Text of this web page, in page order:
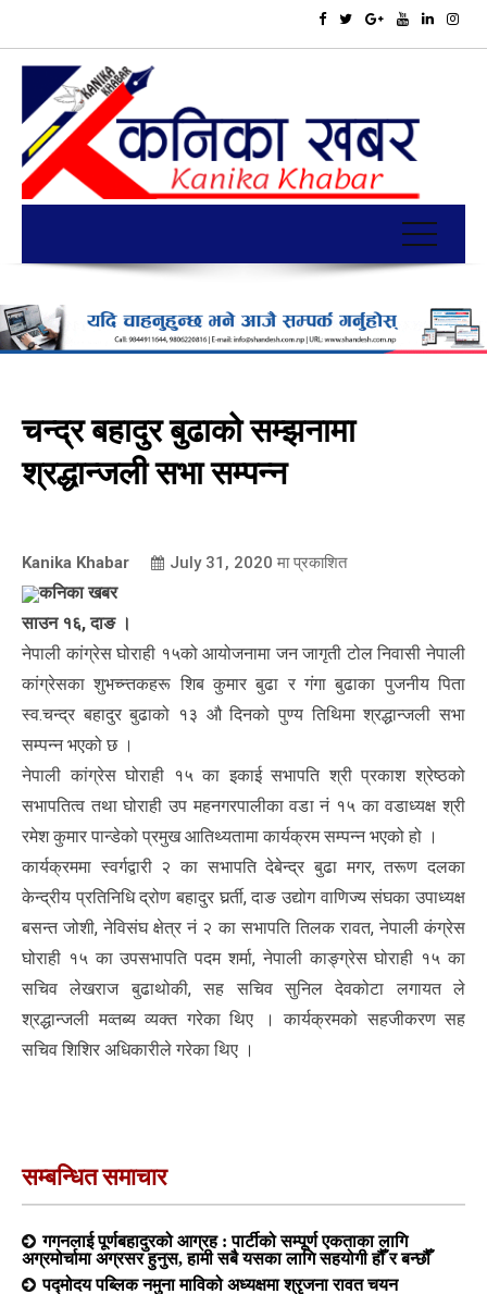
चन्द्र बहादुर बुढाको सम्झनामा
श्रद्धान्जली सभा सम्पन्न
Kanika Khabar July 31, 2020 मा प्रकाशित
कनिका खबर
साउन १६, दाङ ।
नेपाली कांग्रेस घोराही १५को आयोजनामा जन जागृती टोल निवासी नेपाली
कांग्रेसका शुभच्न्तकहरू शिब कुमार बुढा र गंगा बुढाका पुजनीय पिता
स्व.चन्द्र बहादुर बुढाको १३ औ दिनको पुण्य तिथिमा श्रद्धान्जली सभा
सम्पन्न भएको छ ।
नेपाली कांग्रेस घोराही १५ का इकाई सभापति श्री प्रकाश श्रेष्ठको
सभापतित्व तथा घोराही उप महनगरपालीका वडा नं १५ का वडाध्यक्ष श्री
रमेश कुमार पान्डेको प्रमुख आतिथ्यतामा कार्यक्रम सम्पन्न भएको हो ।
कार्यक्रममा स्वर्गद्वारी २ का सभापति देबेन्द्र बुढा मगर, तरूण दलका
केन्द्रीय प्रतिनिधि द्रोण बहादुर घर्र्ती, दाङ उद्योग वाणिज्य संघका उपाध्यक्ष
बसन्त जोशी, नेविसंघ क्षेत्र नं २ का सभापति तिलक रावत, नेपाली कंग्रेस
घोराही १५ का उपसभापति पदम शर्मा, नेपाली काङ्ग्रेस घोराही १५ का
सचिव लेखराज बुढाथोकी, सह सचिव सुनिल देवकोटा लगायत ले
श्रद्धान्जली मव्तब्य व्यक्त गरेका थिए । कार्यक्रमको सहजीकरण सह
सचिव शिशिर अधिकारीले गरेका थिए ।
सम्बन्धित समाचार
गगनलाई पूर्णबहादुरको आग्रह : पार्टीको सम्पूर्ण एकताका लागि
अग्रमोर्चामा अग्रसर हुनुस, हामी सबै यसका लागि सहयोगी हौँ र बन्छौँ
पद्मोदय पब्लिक नमुना माविको अध्यक्षमा श्रृजना रावत चयन